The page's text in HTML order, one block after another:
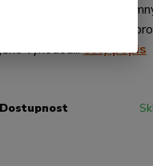
ze 100% bavlny, je
povlečení z ní je vhodné
jeho výhodou...celý popis
Dostupnost